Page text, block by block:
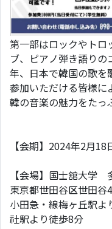
第一部はロックやトロ
ブ、ピアノ弾き語り
年、日本で韓国の歌を
参加いただける皆様に
韓の音楽の魅力をたっ
【会期】2024年2月
【会場】国士舘大学
東京都世田谷区世田谷
小田急・線梅ヶ丘駅
社駅より徒歩8分